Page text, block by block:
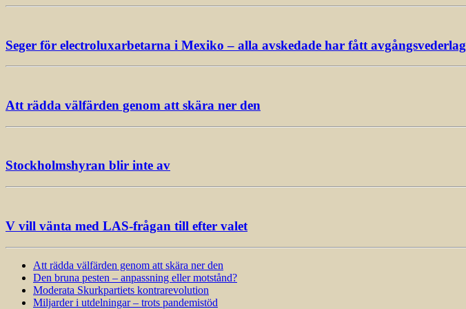
Seger för electroluxarbetarna i Mexiko – alla avskedade har fått avgångsvederlag
Att rädda välfärden genom att skära ner den
Stockholmshyran blir inte av
V vill vänta med LAS-frågan till efter valet
Att rädda välfärden genom att skära ner den
Den bruna pesten – anpassning eller motstånd?
Moderata Skurkpartiets kontrarevolution
Miljarder i utdelningar – trots pandemistöd